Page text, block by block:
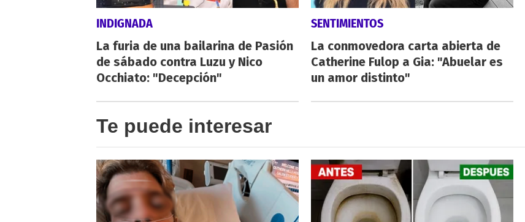
INDIGNADA
La furia de una bailarina de Pasión
de sábado contra Luzu y Nico
Occhiato: "Decepción"
SENTIMIENTOS
La conmovedora carta abierta de
Catherine Fulop a Gia: "Abuelar es
un amor distinto"
Te puede interesar